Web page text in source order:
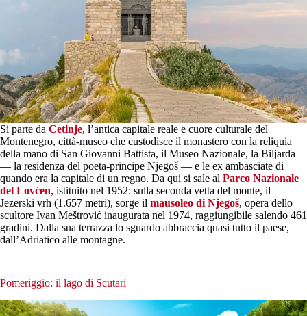
Si parte da Cetinje, l’antica capitale reale e cuore culturale del
Montenegro, città-museo che custodisce il monastero con la reliquia
della mano di San Giovanni Battista, il Museo Nazionale, la Biljarda
— la residenza del poeta-principe Njegoš — e le ex ambasciate di
quando era la capitale di un regno. Da qui si sale al Parco Nazionale
del Lovćen, istituito nel 1952: sulla seconda vetta del monte, il
Jezerski vrh (1.657 metri), sorge il mausoleo di Njegoš, opera dello
scultore Ivan Meštrović inaugurata nel 1974, raggiungibile salendo 461
gradini. Dalla sua terrazza lo sguardo abbraccia quasi tutto il paese,
dall’Adriatico alle montagne.
Pomeriggio: il lago di Scutari